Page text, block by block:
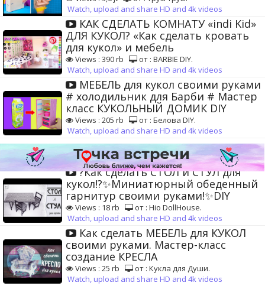
Watch, upload and share HD and 4k videos
КАК СДЕЛАТЬ КОМНАТУ «indi Kid»
ДЛЯ КУКОЛ? «Как сделать кровать
для кукол» и мебель
Views : 390 rb
от : BARBIE DIY.
Watch, upload and share HD and 4k videos
МЕБЕЛЬ для кукол своими руками
# холодильник для Барби # Мастер
класс КУКОЛЬНЫЙ ДОМИК DIY
Views : 205 rb
от : Белова DIY.
Watch, upload and share HD and 4k videos
?Как сделать СТОЛ и СТУЛ для
кукол!?✨Миниатюрный обеденный
гарнитур своими руками!✨DIY
Views : 18 rb
от : Hio DollHouse.
Watch, upload and share HD and 4k videos
Как сделать МЕБЕЛЬ для КУКОЛ
своими руками. Мастер-класс
создание КРЕСЛА
Views : 25 rb
от : Кукла для Души.
Watch, upload and share HD and 4k videos